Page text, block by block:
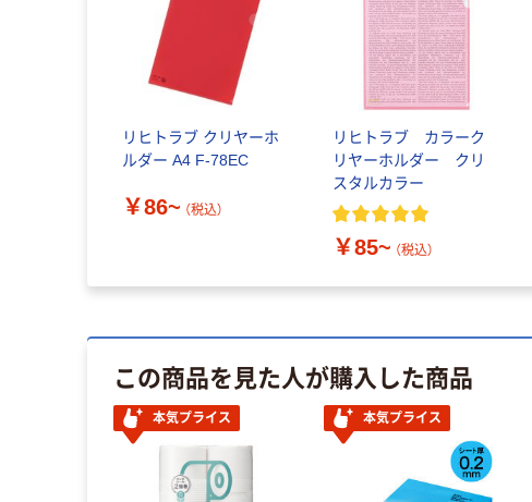
リヒトラブ クリヤーホ
ルダー A4 F-78EC
￥86~ （税込）
リヒトラブ カラーク
リヤーホルダー クリ
スタルカラー
￥85~ （税込）
この商品を見た人が購入した商品
本気プライス 本気プライス